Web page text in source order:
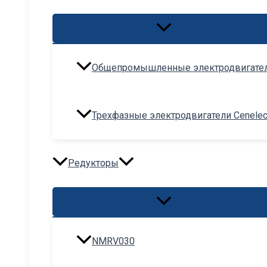
Переключатель
Общепромышленные
Трехфазные электродвигатели Cenelec
Редукторы
Переключатель
NMRV030